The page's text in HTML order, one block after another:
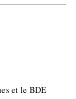
et le BDE